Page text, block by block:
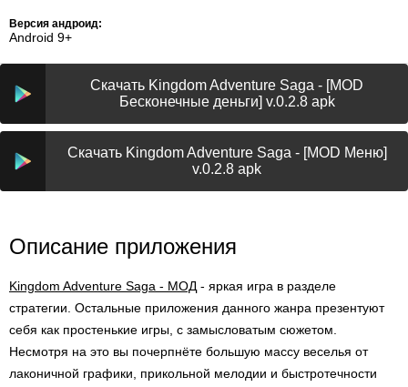
Версия андроид:
Android 9+
Скачать Kingdom Adventure Saga - [MOD
Бесконечные деньги] v.0.2.8 apk
Скачать Kingdom Adventure Saga - [MOD Меню]
v.0.2.8 apk
Описание приложения
Kingdom Adventure Saga - МОД - яркая игра в разделе
стратегии. Остальные приложения данного жанра презентуют
себя как простенькие игры, с замысловатым сюжетом.
Несмотря на это вы почерпнёте большую массу веселья от
лаконичной графики, прикольной мелодии и быстротечности